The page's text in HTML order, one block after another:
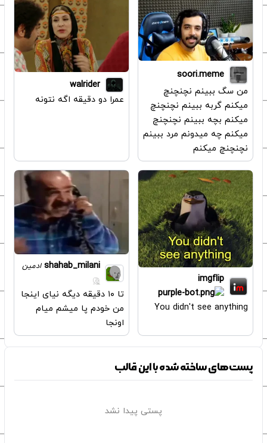
soori.meme
من سگ ببینم نچنچنچ
میکنم گربه ببینم نچنچنچ
میکنم بچه ببینم نچنچنچ
میکنم چه میدونم مرد ببینم
نچنچنچ میکنم
walrider
عمرا دو دقیقه اگه نتونه
imgflip
You didn't see anything
shahab_milani ادمین
تا ۱۰ دقیقه دیگه نیای اینجا
من خودم پا میشم میام
اونجا
پست‌های ساخته شده با این قالب
پستی پیدا نشد